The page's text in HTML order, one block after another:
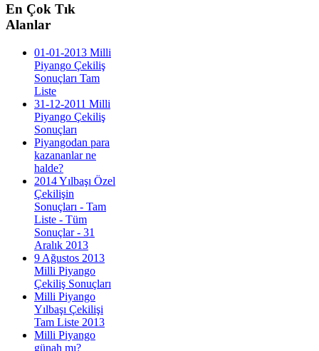
En Çok Tık
Alanlar
01-01-2013 Milli
Piyango Çekiliş
Sonuçları Tam
Liste
31-12-2011 Milli
Piyango Çekiliş
Sonuçları
Piyangodan para
kazananlar ne
halde?
2014 Yılbaşı Özel
Çekilişin
Sonuçları - Tam
Liste - Tüm
Sonuçlar - 31
Aralık 2013
9 Ağustos 2013
Milli Piyango
Çekiliş Sonuçları
Milli Piyango
Yılbaşı Çekilişi
Tam Liste 2013
Milli Piyango
günah mı?